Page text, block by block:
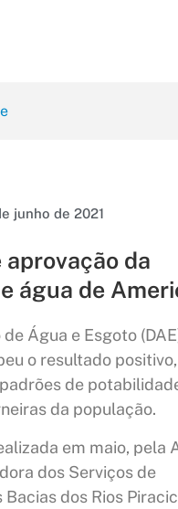
junho de 2021
aprovação da
água de
Água e Esgoto
o resultado
de
da população.
em maio, pela
dos Serviços de
dos Rios